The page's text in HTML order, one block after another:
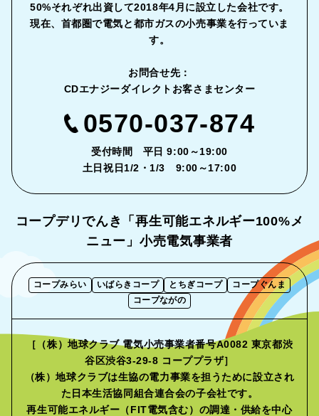
50%それぞれ出資して2018年4月に設立した会社です。
現在、首都圏で電気と都市ガスの小売事業を行っていま
す。
お問合せ先：
CDエナジーダイレクトお客さまセンター
0570-037-874
受付時間 平日 9:00～19:00
土日祝日1/2・1/3 9:00～17:00
コープデリでんき「再生可能エネルギー100%メ
ニュー」小売電気事業者
コープみらい いばらきコープ とちぎコープ
コープぐんま
コープながの
［（株）地球クラブ 電気小売事業者番号A0082 東京都渋
谷区渋谷3-29-8 コーププラザ］
（株）地球クラブは生協の電力事業を担うために設立され
た日本生活協同組合連合会の子会社です。
再生可能エネルギー（FIT電気含む）の調達・供給を中心